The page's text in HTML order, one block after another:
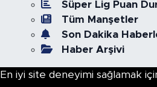
Süper Lig Puan
Tüm Manşetler
Son Dakika
Haber Arşivi
En iyi site deneyimi sağlamak